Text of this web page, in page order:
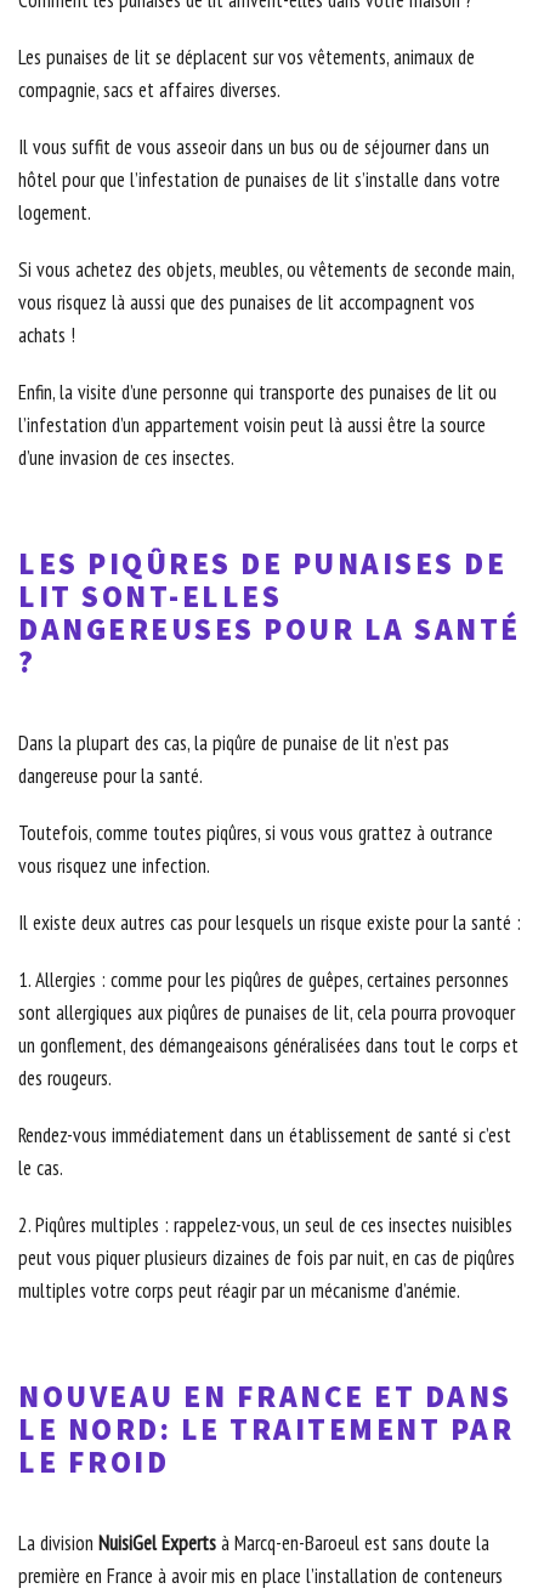
Les punaises de lit se déplacent sur vos vêtements, animaux de
compagnie, sacs et affaires diverses.
Il vous suffit de vous asseoir dans un bus ou de séjourner dans un
hôtel pour que l’infestation de punaises de lit s’installe dans votre
logement.
Si vous achetez des objets, meubles, ou vêtements de seconde main,
vous risquez là aussi que des punaises de lit accompagnent vos
achats !
Enfin, la visite d’une personne qui transporte des punaises de lit ou
l’infestation d’un appartement voisin peut là aussi être la source
d’une invasion de ces insectes.
LES PIQÛRES DE PUNAISES DE
LIT SONT-ELLES
DANGEREUSES POUR LA SANTÉ
?
Dans la plupart des cas, la piqûre de punaise de lit n’est pas
dangereuse pour la santé.
Toutefois, comme toutes piqûres, si vous vous grattez à outrance
vous risquez une infection.
Il existe deux autres cas pour lesquels un risque existe pour la santé :
1. Allergies : comme pour les piqûres de guêpes, certaines personnes
sont allergiques aux piqûres de punaises de lit, cela pourra provoquer
un gonflement, des démangeaisons généralisées dans tout le corps et
des rougeurs.
Rendez-vous immédiatement dans un établissement de santé si c’est
le cas.
2. Piqûres multiples : rappelez-vous, un seul de ces insectes nuisibles
peut vous piquer plusieurs dizaines de fois par nuit, en cas de piqûres
multiples votre corps peut réagir par un mécanisme d’anémie.
NOUVEAU EN FRANCE ET DANS
LE NORD: LE TRAITEMENT PAR
LE FROID
La division NuisiGel Expertsà Marcq-en-Baroeul est sans doute la
première en France à avoir mis en place l’installation de conteneurs